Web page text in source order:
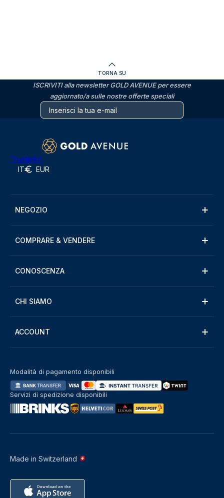
TORNA SU
ISCRIVITI alla newsletter GOLD AVENUE per essere
aggiornato/a sulle nostre offerte speciali
Trustpilot
IT EUR
NEGOZIO
COMPRARE & VENDERE
CONOSCENZA
CHI SIAMO
ACCOUNT
Made in Switzerland
Modalità di pagamento disponibili
Servizi di spedizione disponibili